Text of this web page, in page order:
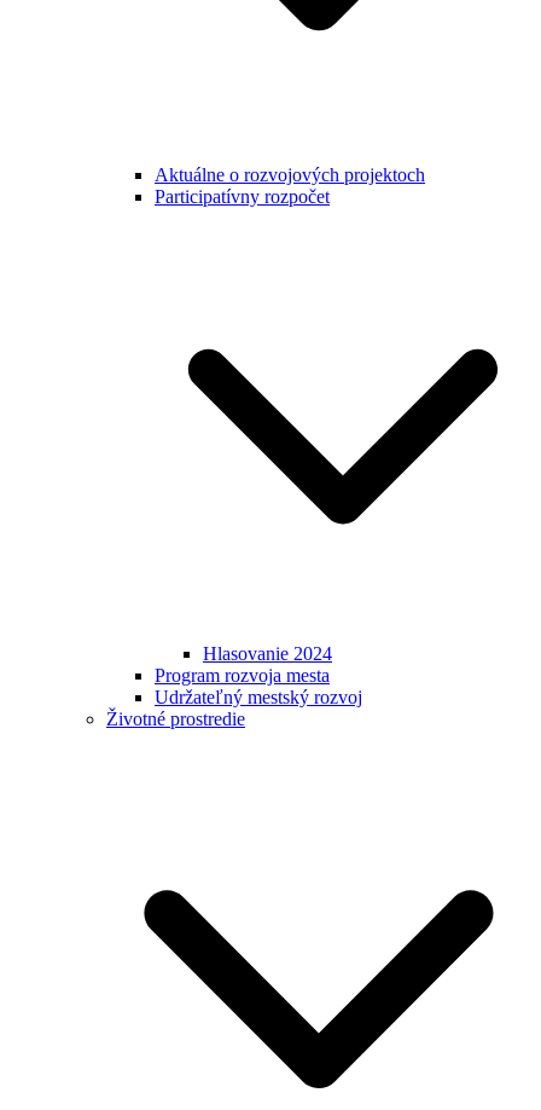
Aktuálne o rozvojových projektoch
Participatívny rozpočet
Hlasovanie 2024
Program rozvoja mesta
Udržateľný mestský rozvoj
Životné prostredie